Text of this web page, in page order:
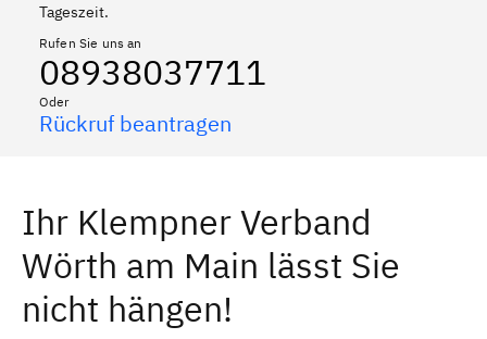
Tageszeit.
Rufen Sie uns an
08938037711
Oder
Rückruf beantragen
Ihr Klempner Verband
Wörth am Main lässt Sie
nicht hängen!